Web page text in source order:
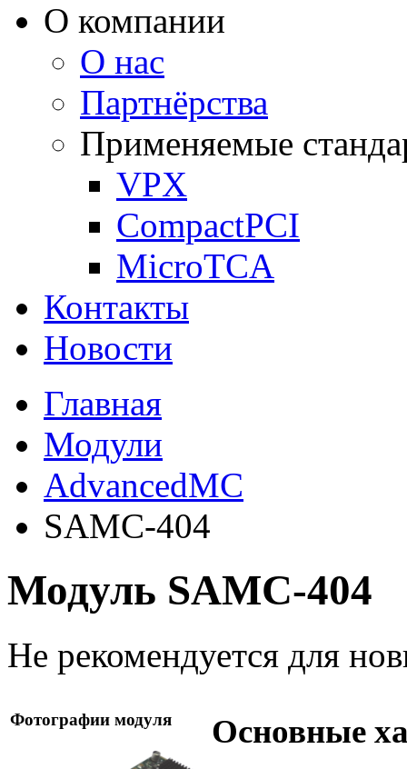
О компании
О нас
Партнёрства
Применяемые
VPX
CompactPCI
MicroTCA
Контакты
Новости
Главная
Модули
AdvancedMC
SAMC-404
Модуль SAMC-404
Не рекомендуется для
Фотографии модуля Основные